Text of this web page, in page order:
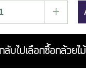
+
กลับไปเลือกซื้อกล้วยไม้